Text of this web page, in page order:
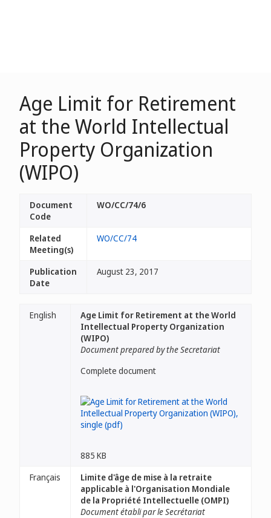
Age Limit for Retirement
at the World Intellectual
Property Organization
(WIPO)
Document
Code
WO/CC/74/6
Related
Meeting(s)
WO/CC/74
Publication
Date
August 23, 2017
English
Age Limit for Retirement at the World
Intellectual Property Organization
(WIPO)
Document prepared by the Secretariat
Complete document
885 KB
Français
Limite d'âge de mise à la retraite
applicable à l'Organisation Mondiale
de la Propriété Intellectuelle (OMPI)
Document établi par le Secrétariat